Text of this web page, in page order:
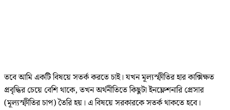
তবে আমি একটি বিষয়ে সতর্ক করতে চাই। যখন মূল্যস্ফীতির হার কাক্সিক্ষত
প্রবৃদ্ধির চেয়ে বেশি থাকে, তখন অর্থনীতিতে কিছুটা ইনফ্লেশনারি প্রেসার
(মূল্যস্ফীতির চাপ) তৈরি হয়। এ বিষয়ে সরকারকে সতর্ক থাকতে হবে।